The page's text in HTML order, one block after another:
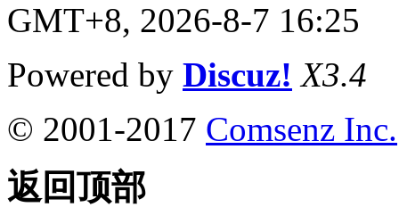
GMT+8, 2026-8-7 16:25
Powered by Discuz! X3.4
© 2001-2017 Comsenz Inc.
返回顶部